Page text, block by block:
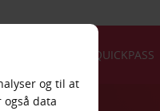
QUICKPASS
og til at
data